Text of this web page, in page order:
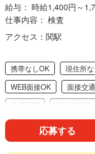
給与： 時給1,400円～
仕事内容： 検査
アクセス：関駅
携帯なしOK 現住所
WEB面接OK
面接交
学歴不問
経験者歓迎
家
交通費支給
社会保険
応募する